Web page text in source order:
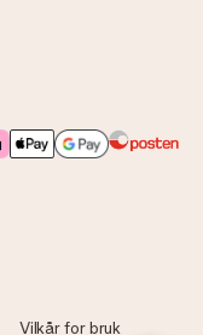
Vilkår for bruk